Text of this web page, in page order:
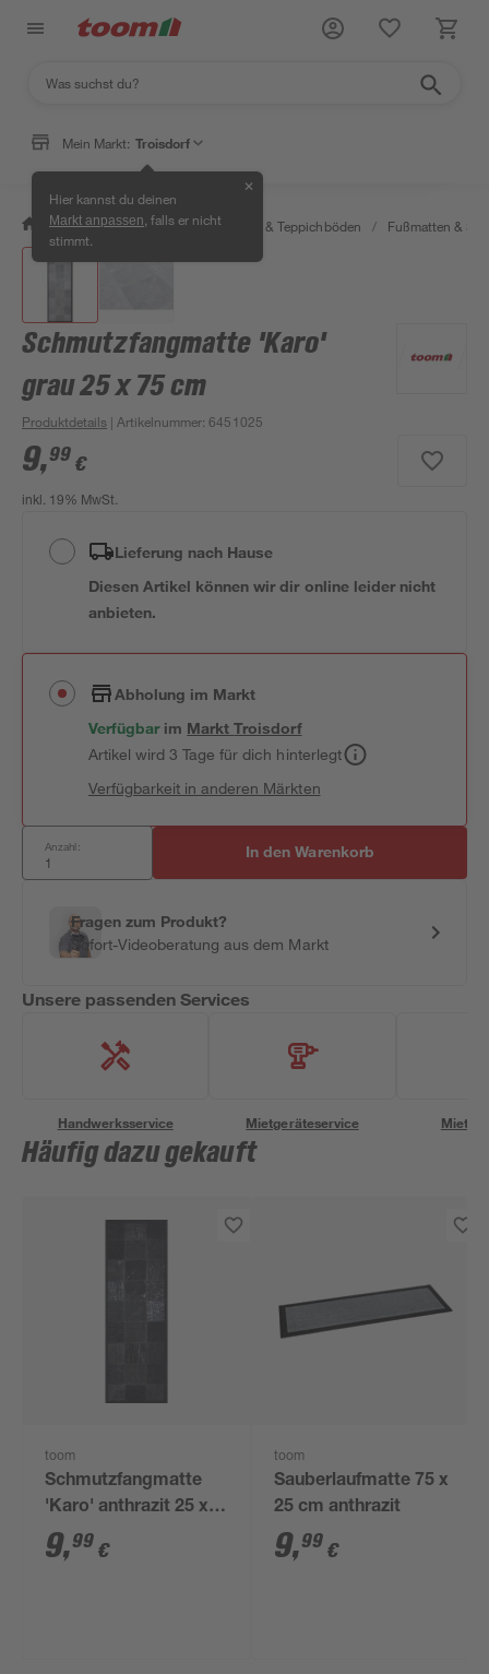
Mein Markt: Troisdorf
Hier kannst du deinen
Markt anpassen , falls er nicht
stimmt.
✕
/ Wohnen & Haushalt / Teppiche & Teppichböden / Fußmatten &
Schmutzfangmatte 'Karo'
grau 25 x 75 cm
Produktdetails | Artikelnummer:6451025
9,99 €
inkl. 19% MwSt.
Lieferung nach Hause
Diesen Artikel können wir dir online leider nicht
anbieten.
Abholung im Markt
Verfügbar im MarktTroisdorf
Artikel wird 3 Tage für dich hinterlegt
Verfügbarkeit in anderen Märkten
Anzahl: In den Warenkorb
Fragen zum Produkt?
Sofort-Videoberatung aus dem Markt
Unsere passenden Services
Handwerksservice Mietgeräteservice
Häufig dazu gekauft
toom
Schmutzfangmatte
'Karo' anthrazit 25 x
75 cm
9,99 €
toom
Sauberlaufmatte 75 x
25 cm anthrazit
9,99 €